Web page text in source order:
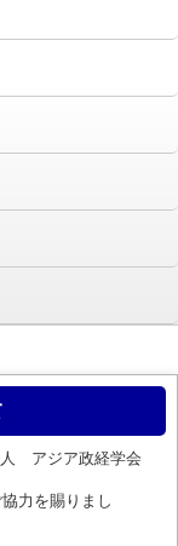
アジア政経学会
力を賜りまし